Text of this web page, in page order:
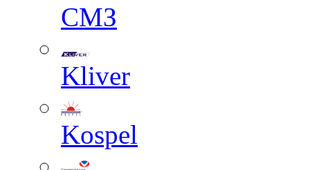
СМЗ
Kliver
Kospel